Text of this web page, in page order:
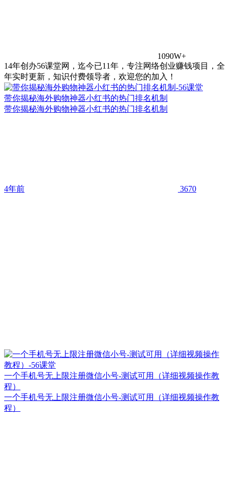
1090W+
14年创办56课堂网，迄今已11年，专注网络创业赚钱项目，全
年实时更新，知识付费领导者，欢迎您的加入！
带你揭秘海外购物神器小红书的热门排名机制
带你揭秘海外购物神器小红书的热门排名机制
4年前 3670
一个手机号无上限注册微信小号-测试可用（详细视频操作教
程）
一个手机号无上限注册微信小号-测试可用（详细视频操作教
程）